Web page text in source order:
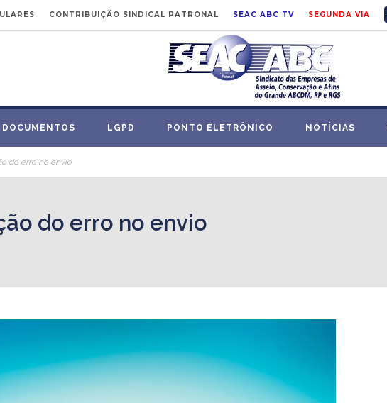
CONTRIBUIÇÃO SINDICAL PATRONAL SEAC ABC TV SEGUNDA VIA
DOCUMENTOS LGPD PONTO ELETRÔNICO NOTÍCIAS
do erro no envio
do erro no envio